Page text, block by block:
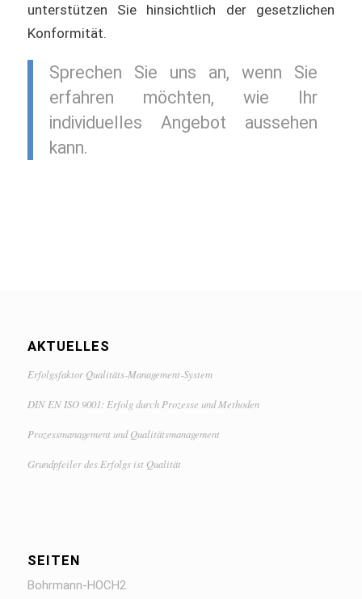
unterstützen Sie hinsichtlich der gesetzlichen
Konformität.
Sprechen Sie uns an, wenn Sie
erfahren möchten, wie Ihr
individuelles Angebot aussehen
kann.
AKTUELLES
Erfolgsfaktor Qualitäts-Management-System
DIN EN ISO 9001: Erfolg durch Prozesse und Methoden
Prozessmanagement und Qualitätsmanagement
Grundpfeiler des Erfolgs ist Qualität
SEITEN
Bohrmann-HOCH2